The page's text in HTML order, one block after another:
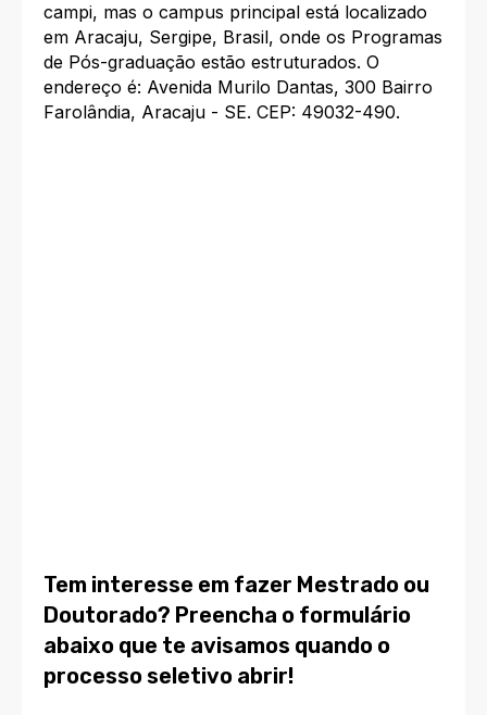
campi, mas o campus principal está localizado
em Aracaju, Sergipe, Brasil, onde os Programas
de Pós-graduação estão estruturados. O
endereço é: Avenida Murilo Dantas, 300 Bairro
Farolândia, Aracaju - SE. CEP: 49032-490.
Tem interesse em fazer Mestrado ou
Doutorado? Preencha o formulário
abaixo que te avisamos quando o
processo seletivo abrir!